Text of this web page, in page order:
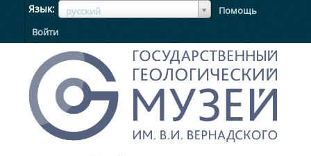
Язык русский
ЯзыкЯзык
Помощь
Войти